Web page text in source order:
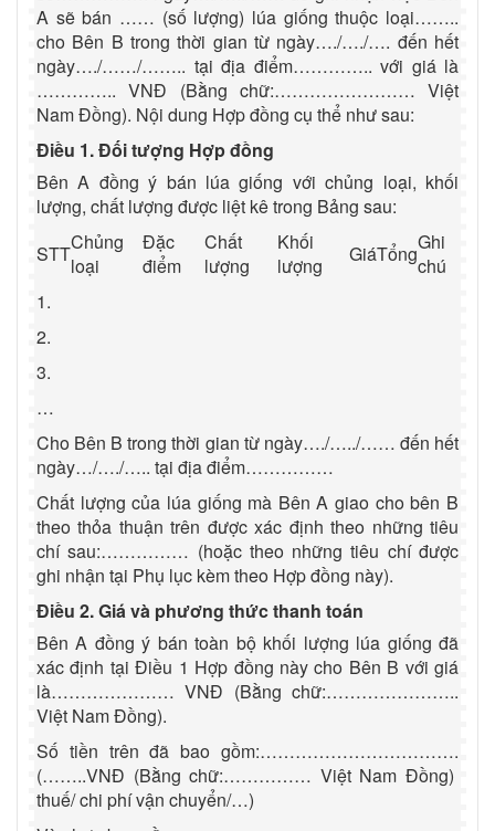
A sẽ bán …… (số lượng) lúa giống thuộc loại……..
cho Bên B trong thời gian từ ngày…./…./…. đến hết
ngày…./……/…….. tại địa điểm………….. với giá là
………….. VNĐ (Bằng chữ:…………………… Việt
Nam Đồng). Nội dung Hợp đồng cụ thể như sau:
Điều 1. Đối tượng Hợp đồng
Bên A đồng ý bán lúa giống với chủng loại, khối
lượng, chất lượng được liệt kê trong Bảng sau:
STTChủng
loại
Đặc
điểm
Chất
lượng
Khối
lượng
GiáTổngGhi
chú
1.
2.
3.
…
Cho Bên B trong thời gian từ ngày…./…../…… đến hết
ngày…/…./….. tại địa điểm……………
Chất lượng của lúa giống mà Bên A giao cho bên B
theo thỏa thuận trên được xác định theo những tiêu
chí sau:…………… (hoặc theo những tiêu chí được
ghi nhận tại Phụ lục kèm theo Hợp đồng này).
Điều 2. Giá và phương thức thanh toán
Bên A đồng ý bán toàn bộ khối lượng lúa giống đã
xác định tại Điều 1 Hợp đồng này cho Bên B với giá
là………………… VNĐ (Bằng chữ:…………………..
Việt Nam Đồng).
Số tiền trên đã bao gồm:…………………………….
(……..VNĐ (Bằng chữ:…………… Việt Nam Đồng)
thuế/ chi phí vận chuyển/…)